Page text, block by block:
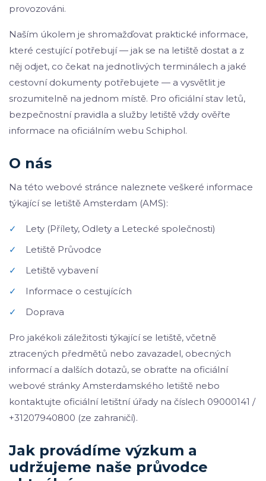
provozováni.
Naším úkolem je shromažďovat praktické informace,
které cestující potřebují — jak se na letiště dostat a z
něj odjet, co čekat na jednotlivých terminálech a jaké
cestovní dokumenty potřebujete — a vysvětlit je
srozumitelně na jednom místě. Pro oficiální stav letů,
bezpečnostní pravidla a služby letiště vždy ověřte
informace na oficiálním webu Schiphol.
O nás
Na této webové stránce naleznete veškeré informace
týkající se letiště Amsterdam (AMS):
✓
Lety (Přílety, Odlety a Letecké společnosti)
✓
Letiště Průvodce
✓
Letiště vybavení
✓
Informace o cestujících
✓
Doprava
Pro jakékoli záležitosti týkající se letiště, včetně
ztracených předmětů nebo zavazadel, obecných
informací a dalších dotazů, se obraťte na oficiální
webové stránky Amsterdamského letiště nebo
kontaktujte oficiální letištní úřady na číslech 09000141 /
+31207940800 (ze zahraničí).
Jak provádíme výzkum a
udržujeme naše průvodce